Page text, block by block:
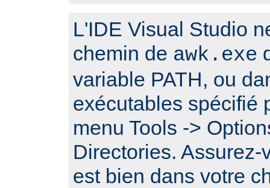
L'IDE Visual Studio
chemin de awk.exe
variable PATH, ou
exécutables spécifié
menu Tools ->
Directories.
est bien dans votre